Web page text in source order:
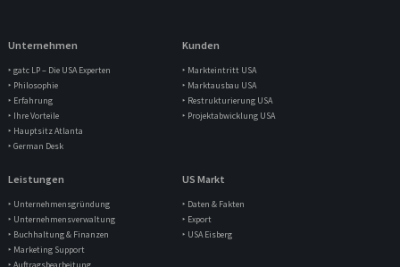
Unternehmen
‣ gatc LP – Die USA Experten
‣ Philosophie
‣ Erfahrung
‣ Ihre Vorteile
‣ Hauptsitz Atlanta
‣ German Desk
Kunden
‣ Markteintritt USA
‣ Marktausbau USA
‣ Restrukturierung USA
‣ Projektabwicklung USA
Leistungen
‣ Unternehmensgründung
‣ Unternehmensverwaltung
‣ Buchhaltung & Finanzen
‣ Marketing Support
‣ Auftragsbearbeitung
US Markt
‣ Daten & Fakten
‣ Export
‣ USA Eisberg